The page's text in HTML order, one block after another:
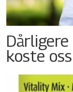
koste